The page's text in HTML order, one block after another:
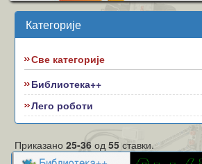
Категорије
Све категорије
Библиотека++
Лего роботи
Приказано25-36 од55 ставки.